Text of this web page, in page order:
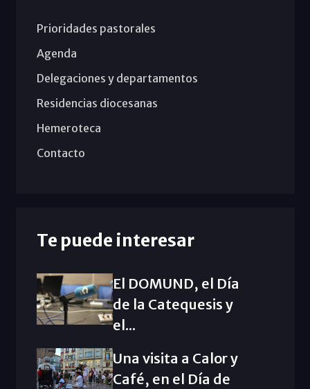
Prioridades pastorales
Agenda
Delegaciones y departamentos
Residencias diocesanas
Hemeroteca
Contacto
Te puede interesar
El DOMUND, el Día
de la Catequesis y
el...
Una visita a Calor y
Café, en el Día de